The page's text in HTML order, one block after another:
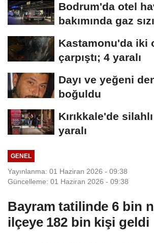
Bodrum'da otel
bakımında gaz
Kastamonu'da iki
çarpıştı; 4 yaralı
Dayı ve yeğeni
boğuldu
Kırıkkale'de
yaralı
GENEL
Yayınlanma: 01 Haziran 2026 - 09:38
Güncelleme: 01 Haziran 2026 - 09:38
Bayram tatilinde 6 bin
ilçeye 182 bin kişi geldi